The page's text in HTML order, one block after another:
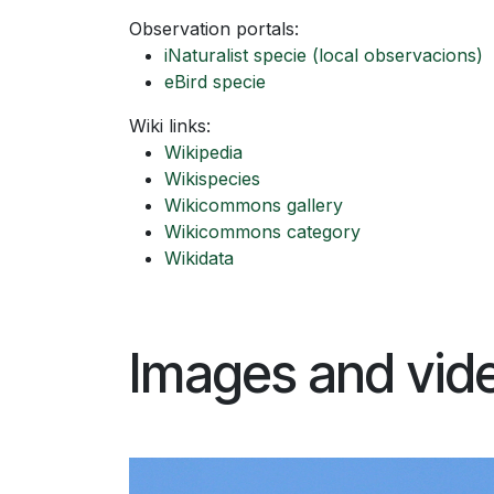
Observation portals:
iNaturalist specie (local observacions)
eBird specie
Wiki links:
Wikipedia
Wikispecies
Wikicommons gallery
Wikicommons category
Wikidata
Images and